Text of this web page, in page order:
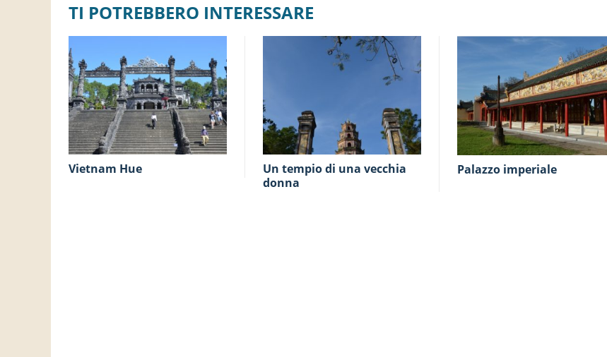
TI POTREBBERO INTERESSARE
Vietnam Hue
Un tempio di una vecchia
donna
Palazzo imperiale